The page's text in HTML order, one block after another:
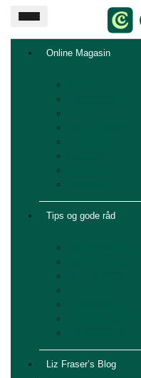
Online Magasin
Tips og gode råd
Liz Fraser’s Blog